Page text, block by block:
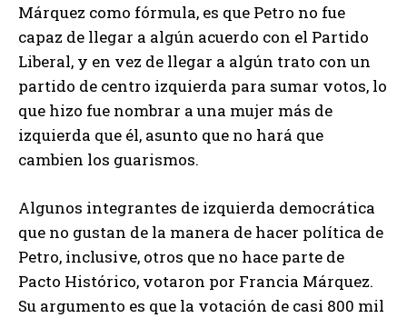
Márquez como fórmula, es que Petro no fue
capaz de llegar a algún acuerdo con el Partido
Liberal, y en vez de llegar a algún trato con un
partido de centro izquierda para sumar votos, lo
que hizo fue nombrar a una mujer más de
izquierda que él, asunto que no hará que
cambien los guarismos.
Algunos integrantes de izquierda democrática
que no gustan de la manera de hacer política de
Petro, inclusive, otros que no hace parte de
Pacto Histórico, votaron por Francia Márquez.
Su argumento es que la votación de casi 800 mil